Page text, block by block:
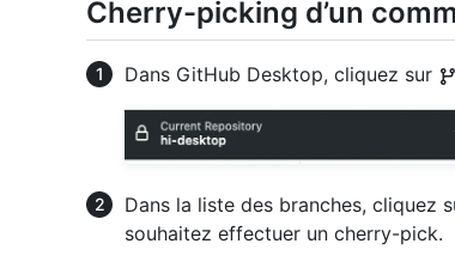
Cherry-picking d’un
Dans GitHub Desktop, cliquez sur
Dans la liste des branches, cliquez
souhaitez effectuer un cherry-pick.